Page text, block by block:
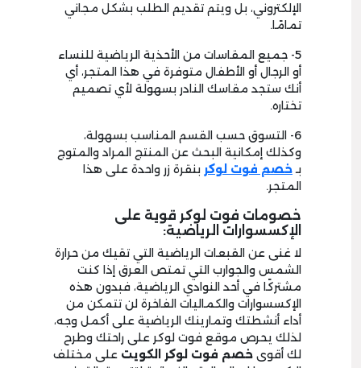
الإلكتروني، بل ويتم تقديم الطلب بشكل مجاني
تمامًا.
5- جميع المقاسات من الأحذية الرياضية للنساء
أو الرجال أو الأطفال متوفرة في هذا المتجر، أي
أنك ستجد مقاسك النادر بسهولة لأي تصميم
تختاره.
6- التسوق حسب القسم المناسب بسهولة،
وكذلك إمكانية البحث عن المنتج المراد والمتوج
بـخصم فوت لوكر بنقرة زر واحدة على هذا
المتجر.
خصومات فوت لوكر قوية على
الإكسسوارات الرياضية:
لا غنى عن القبعات الرياضية التي تقيك من حرارة
الشمس والجوارب التي تمتص العرق إذا كنت
مشتركًا في أحد النوادي الرياضية، فبدون هذه
الإكسسوارات والكماليات الفاخرة لن تتمكن من
أداء أنشطتك وتمارينك الرياضية على أكمل وجه،
لذلك يحرص موقع فوت لوكر على راحتك وطرح
لك أقوى خصم فوت لوكر الكويت على مختلف